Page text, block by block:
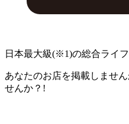
日本最大級(※1)の総合ライ
あなたのお店を掲載しません
せんか？!